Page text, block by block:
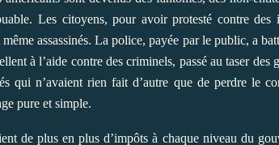
Les citoyens, pour avoir protesté contre des
même assassinés. La police, payée par le public, a
à l’aide contre des criminels, passé au taser des
qui n’avaient rien fait d’autre que de perdre le
pure et simple.
de plus en plus d’impôts à chaque niveau du